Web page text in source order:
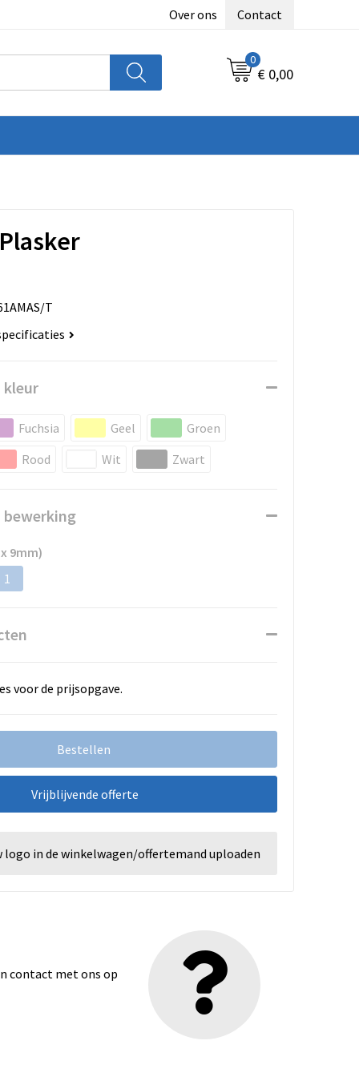
Over ons Contact
0
€ 0,00
T
kleur
Fuchsia Geel
Groen
Rood
Wit Zwart
bewerking
9mm)
1
voor de prijsopgave.
Bestellen
Vrijblijvende offerte
logo in de winkelwagen/offertemand uploaden
contact met ons op